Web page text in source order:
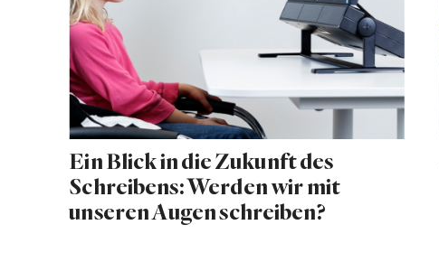
Ein Blick in die Zukunft des
Schreibens: Werden wir mit
unseren Augen schreiben?